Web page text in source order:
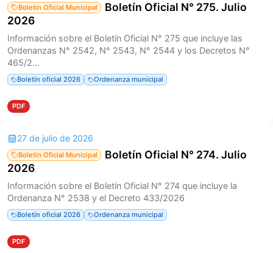
Boletín Oficial Municipal
Boletín Oficial N° 275. Julio
2026
Información sobre el Boletín Oficial N° 275 que incluye las
Ordenanzas N° 2542, N° 2543, N° 2544 y los Decretos N°
465/2...
Boletín oficial 2026 Ordenanza municipal
PDF
27 de julio de 2026
Boletín Oficial Municipal
Boletín Oficial N° 274. Julio
2026
Información sobre el Boletín Oficial N° 274 que incluye la
Ordenanza N° 2538 y el Decreto 433/2026
Boletín oficial 2026 Ordenanza municipal
PDF